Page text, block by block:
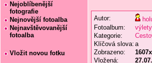
Nejoblíbenější
fotografie
Nejnovější fotoalba
Nejnavštěvovanější
fotoalba
Vložit novou fotku
Autor:
Fotoalbum:
výlety
Kategorie:
Klíčová slova: a
Zobrazeno:
1607x
Vložená: